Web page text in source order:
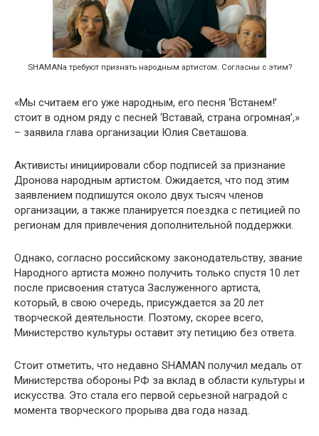
SHAMANа требуют признать народным артистом. Согласны с этим?
«Мы считаем его уже народным, его песня ‘Встанем!’
стоит в одном ряду с песней ‘Вставай, страна огромная’,»
– заявила глава организации Юлия Светашова.
Активисты инициировали сбор подписей за признание
Дронова народным артистом. Ожидается, что под этим
заявлением подпишутся около двух тысяч членов
организации, а также планируется поездка с петицией по
регионам для привлечения дополнительной поддержки.
Однако, согласно российскому законодательству, звание
Народного артиста можно получить только спустя 10 лет
после присвоения статуса Заслуженного артиста,
который, в свою очередь, присуждается за 20 лет
творческой деятельности. Поэтому, скорее всего,
Министерство культуры оставит эту петицию без ответа.
Стоит отметить, что недавно SHAMAN получил медаль от
Министерства обороны РФ за вклад в области культуры и
искусства. Это стала его первой серьезной наградой с
момента творческого прорыва два года назад.